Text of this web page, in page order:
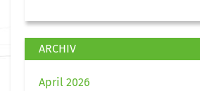
ARCHIV
April 2026